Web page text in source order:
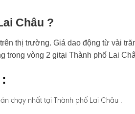
Châu ?
thị trường. Giá dao động từ vài
trong vòng 2 gitại Thành phố Lai
chạy nhất tại Thành phố Lai Châu .